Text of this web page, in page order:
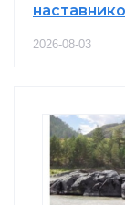
2026-08-03